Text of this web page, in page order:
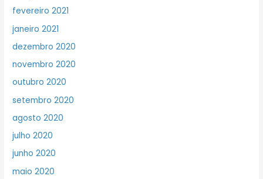
fevereiro 2021
janeiro 2021
dezembro 2020
novembro 2020
outubro 2020
setembro 2020
agosto 2020
julho 2020
junho 2020
maio 2020